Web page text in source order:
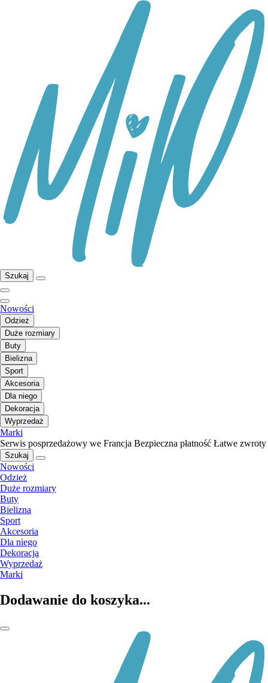
Szukaj
Nowości
Odzież
Duże rozmiary
Buty
Bielizna
Sport
Akcesoria
Dla niego
Dekoracja
Wyprzedaż
Marki
Serwis posprzedażowy we Francja Bezpieczna płatność Łatwe zwroty
Szukaj
Nowości
Odzież
Duże rozmiary
Buty
Bielizna
Sport
Akcesoria
Dla niego
Dekoracja
Wyprzedaż
Marki
Dodawanie do koszyka...